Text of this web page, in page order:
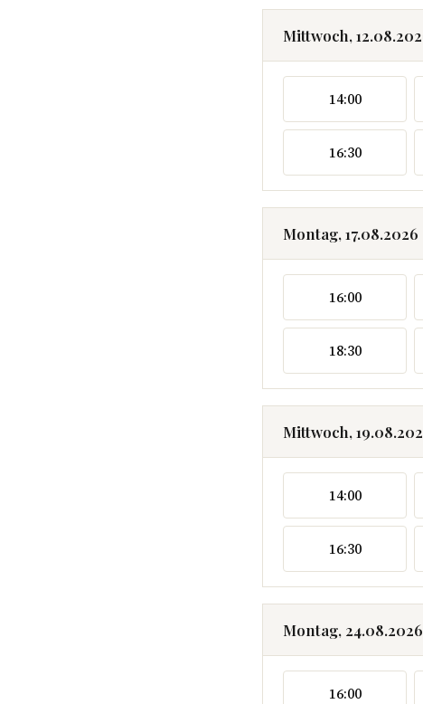
Mittwoch,
14:00
16:30
Montag, 17.08.2026
16:00
18:30
Mittwoch,
14:00
16:30
Montag, 24.08.2026
16:00